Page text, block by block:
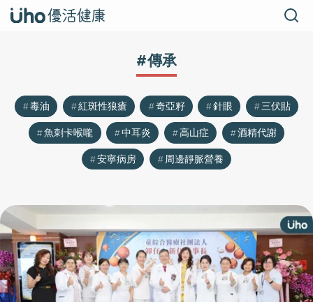
#傳承
毒油 紅斑性狼瘡 奇亞籽 針眼
三伏貼
魚刺卡喉嚨
中耳炎 高山症
酒精代謝
安寧病房
周邊靜脈營養